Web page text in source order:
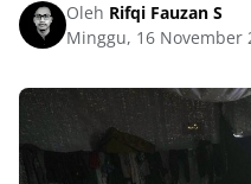
Oleh Rifqi Fauzan S
Minggu, 16 November